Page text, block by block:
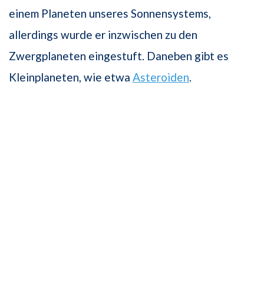
einem Planeten unseres Sonnensystems,
allerdings wurde er inzwischen zu den
Zwergplaneten eingestuft. Daneben gibt es
Kleinplaneten, wie etwa Asteroiden.